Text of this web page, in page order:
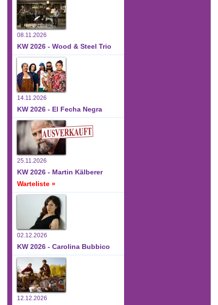
08.11.2026
KW 2026 - Wood & Steel Trio
14.11.2026
KW 2026 - El Fecha Negra
25.11.2026
KW 2026 - Martin Kälberer
Warteliste »
02.12.2026
KW 2026 - Carolina Bubbico
12.12.2026